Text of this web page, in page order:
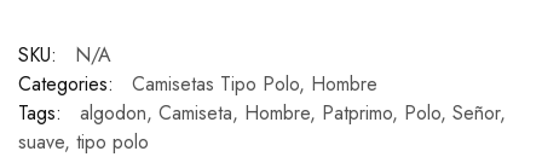
SKU:
N/A
Categories:
Camisetas Tipo Polo, Hombre
Tags:
algodon, Camiseta, Hombre, Patprimo, Polo, Señor,
suave, tipo polo